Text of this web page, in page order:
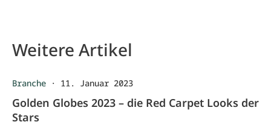
Weitere Artikel
Branche · 11. Januar 2023
Golden Globes 2023 – die Red Carpet Looks der
Stars